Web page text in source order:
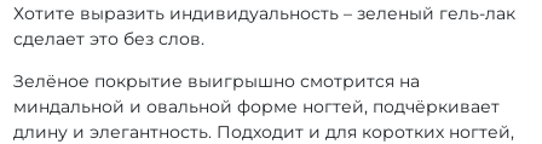
Хотите выразить индивидуальность – зеленый гель-лак
сделает это без слов.
Зелёное покрытие выигрышно смотрится на
миндальной и овальной форме ногтей, подчёркивает
длину и элегантность. Подходит и для коротких ногтей,